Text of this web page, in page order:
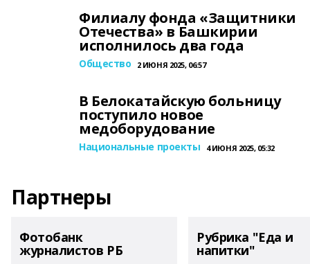
Филиалу фонда «Защитники
Отечества» в Башкирии
исполнилось два года
Общество 2 ИЮНЯ 2025, 06:57
В Белокатайскую больницу
поступило новое
медоборудование
Национальные проекты 4 ИЮНЯ 2025, 05:32
Партнеры
Фотобанк
журналистов РБ
Рубрика "Еда и
напитки"